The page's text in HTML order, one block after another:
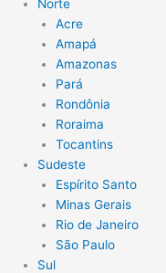
Norte
Acre
Amapá
Amazonas
Pará
Rondônia
Roraima
Tocantins
Sudeste
Espírito Santo
Minas Gerais
Rio de Janeiro
São Paulo
Sul